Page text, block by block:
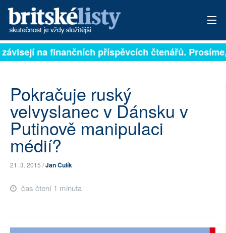
PŘIHLÁSIT
ARCHIV
ROZHOVORY
TÉMATA
NEJČTENĚJŠÍ ZA 7 DNÍ
AUTOŘI
na finančních příspěvcích čtenářů.
Pokračuje ruský
velvyslanec v Dánsku v
Putinově manipulaci
médií?
21. 3. 2015 /Jan Čulík
čas čtení 1 minuta